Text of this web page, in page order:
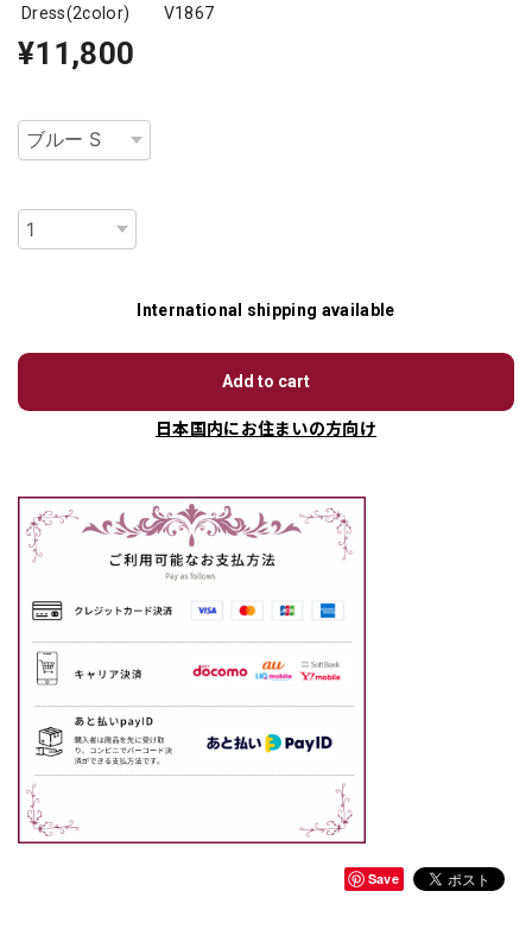
Dress(2color) V1867
¥11,800
International shipping available
Add to cart
日本国内にお住まいの方向け
Save